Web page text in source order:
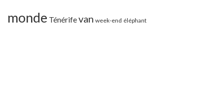
monde Ténérifevan week-end éléphant